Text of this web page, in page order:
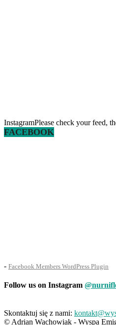
InstagramPlease check your feed,
FACEBOOK
- Facebook Members WordPress Plugin
Follow us on Instagram
Skontaktuj się z nami:
© Adrian Wachowiak - Wyspa